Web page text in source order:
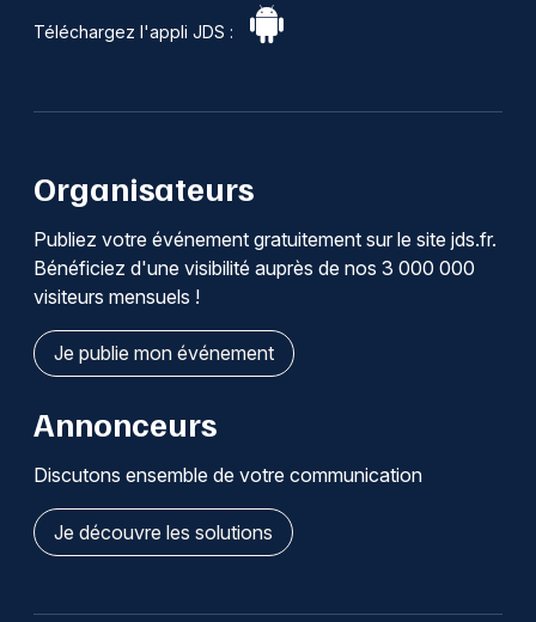
Téléchargez l'appli JDS :
Organisateurs
Publiez votre événement gratuitement sur le site jds.fr.
Bénéficiez d'une visibilité auprès de nos 3 000 000
visiteurs mensuels !
Je publie mon événement
Annonceurs
Discutons ensemble de votre communication
Je découvre les solutions